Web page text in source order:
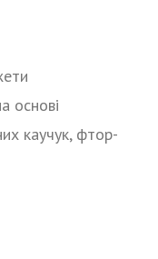
основі
каучук, фтор-